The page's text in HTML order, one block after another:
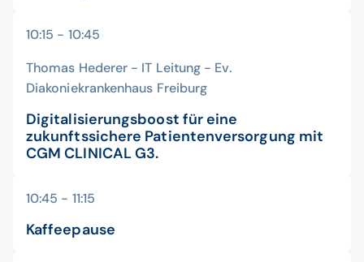
10:15 - 10:45
Thomas Hederer - IT Leitung - Ev.
Diakoniekrankenhaus Freiburg
Digitalisierungsboost für eine
zukunftssichere Patientenversorgung mit
CGM CLINICAL G3.
10:45 - 11:15
Kaffeepause